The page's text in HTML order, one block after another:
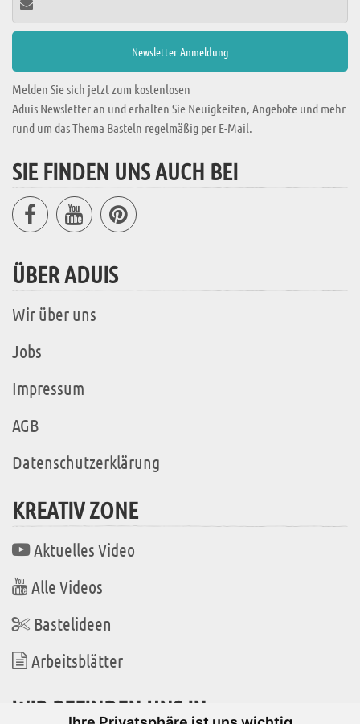
Melden Sie sich jetzt zum kostenlosen
Aduis Newsletter an und erhalten Sie Neuigkeiten, Angebote und mehr
rund um das Thema Basteln regelmäßig per E-Mail.
SIE FINDEN UNS AUCH BEI
ÜBER ADUIS
Wir über uns
Jobs
Impressum
AGB
Datenschutzerklärung
KREATIV ZONE
Aktuelles Video
Alle Videos
Bastelideen
Arbeitsblätter
WIR BEFINDEN UNS IN